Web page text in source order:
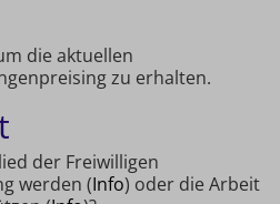
die aktuellen
zu erhalten.
der Freiwilligen
werden (Info) oder die Arbeit